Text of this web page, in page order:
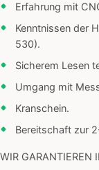
Erfahrung mit
Kenntnissen der
530).
Sicherem Lesen
Umgang mit
Kranschein.
Bereitschaft zur
WIR GARANTIEREN